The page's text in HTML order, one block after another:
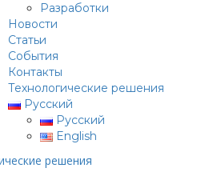
Разработки
Новости
Статьи
События
Контакты
Технологические решения
Русский
Русский
English